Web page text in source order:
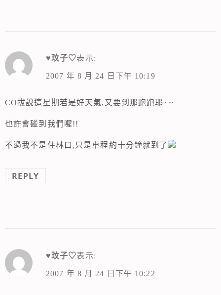
♥玟子♡表示:
2007 年 8 月 24 日下午 10:19
CO拔說這星期若是好天氣,又要到那跑跑耶~~
也許會碰到我們喔!!
不過我不是住林口,只是車程約十分鐘就到了
REPLY
♥玟子♡表示:
2007 年 8 月 24 日下午 10:22